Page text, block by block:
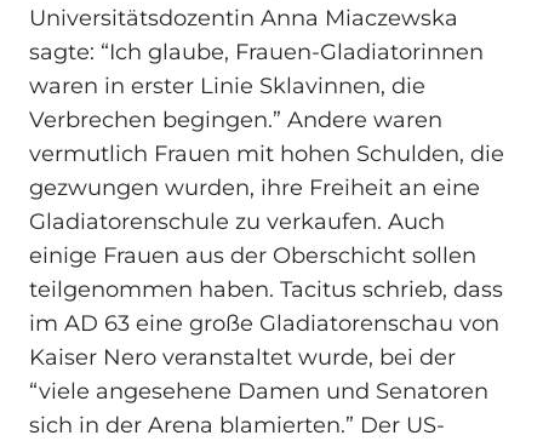
Universitätsdozentin Anna Miaczewska
sagte: “Ich glaube, Frauen-Gladiatorinnen
waren in erster Linie Sklavinnen, die
Verbrechen begingen.” Andere waren
vermutlich Frauen mit hohen Schulden, die
gezwungen wurden, ihre Freiheit an eine
Gladiatorenschule zu verkaufen. Auch
einige Frauen aus der Oberschicht sollen
teilgenommen haben. Tacitus schrieb, dass
im AD 63 eine große Gladiatorenschau von
Kaiser Nero veranstaltet wurde, bei der
“viele angesehene Damen und Senatoren
sich in der Arena blamierten.” Der US-